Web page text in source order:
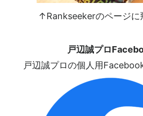
↑Rankseekerのページ
戸辺誠プロ
戸辺誠プロの個人用